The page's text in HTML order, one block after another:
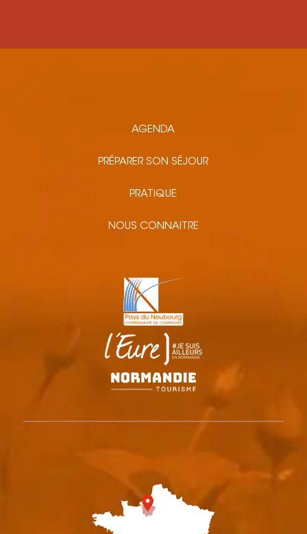
AGENDA
PRÉPARER SON SÉJOUR
PRATIQUE
NOUS CONNAITRE